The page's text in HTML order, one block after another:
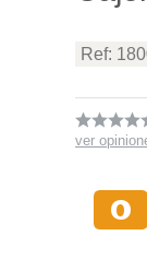
Ref:
ver